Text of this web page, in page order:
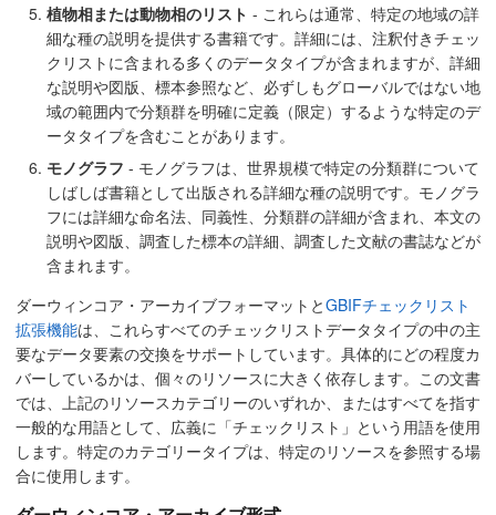
植物相または動物相のリスト - これらは通常、特定の地域の詳
細な種の説明を提供する書籍です。詳細には、注釈付きチェッ
クリストに含まれる多くのデータタイプが含まれますが、詳細
な説明や図版、標本参照など、必ずしもグローバルではない地
域の範囲内で分類群を明確に定義（限定）するような特定のデ
ータタイプを含むことがあります。
モノグラフ - モノグラフは、世界規模で特定の分類群について
しばしば書籍として出版される詳細な種の説明です。モノグラ
フには詳細な命名法、同義性、分類群の詳細が含まれ、本文の
説明や図版、調査した標本の詳細、調査した文献の書誌などが
含まれます。
ダーウィンコア・アーカイブフォーマットとGBIFチェックリスト
拡張機能は、これらすべてのチェックリストデータタイプの中の主
要なデータ要素の交換をサポートしています。具体的にどの程度カ
バーしているかは、個々のリソースに大きく依存します。この文書
では、上記のリソースカテゴリーのいずれか、またはすべてを指す
一般的な用語として、広義に「チェックリスト」という用語を使用
します。特定のカテゴリータイプは、特定のリソースを参照する場
合に使用します。